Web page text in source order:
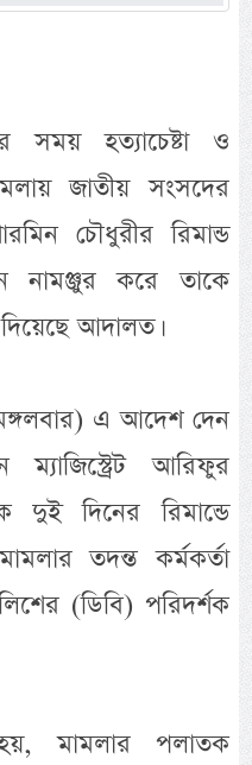
সময় হত্যাচেষ্টা ও
জাতীয় সংসদের
চৌধুরীর রিমান্ড
করে তাকে
আদালত।
এ আদেশ দেন
ম্যাজিস্ট্রেট আরিফুর
দিনের রিমান্ডে
তদন্ত কর্মকর্তা
(ডিবি) পরিদর্শক
মামলার পলাতক